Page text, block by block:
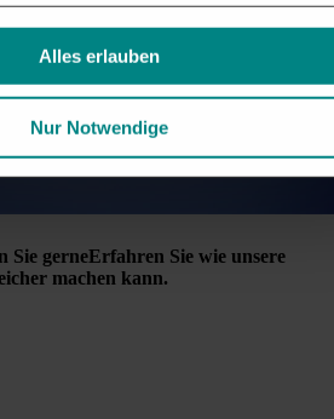
Alles erlauben
Nur Notwendige
Sie gerneErfahren Sie wie unsere
machen kann.